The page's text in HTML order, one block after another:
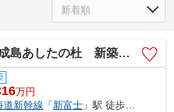
したの杜 新築戸建て 17-5区画
万円
道新幹線 「新富士 」駅 徒歩21分